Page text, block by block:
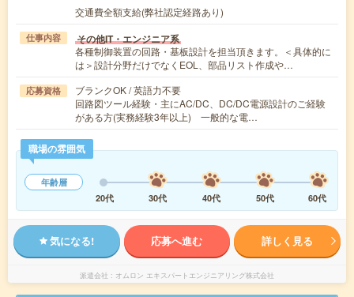
交通費全額支給(弊社認定経路あり)
仕事内容 その他IT・エンジニア系
各種制御装置の回路・基板設計を担当頂きます。＜具体的に
は＞設計分野だけでなくEOL、部品リスト作成や…
応募資格
ブランクOK / 英語力不要
回路図ツール経験・主にAC/DC、DC/DC電源設計のご経験
がある方(実務経験3年以上) 一般的な電…
職場の雰囲気
年齢層
20代
30代 40代 50代 60代
気になる! 応募へ進む 詳しく見る
派遣会社 オムロン エキスパートエンジニアリング株式会社